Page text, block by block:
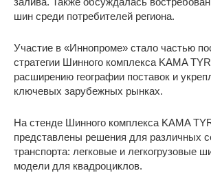
шин среди потребителей региона.
Участие в «Иннопроме» стало частью
стратегии Шинного комплекса KAMA
расширению географии поставок и
ключевых зарубежных рынках.
На стенде Шинного комплекса KAMA
представлены решения для различных
транспорта: легковые и
модели для квадроциклов.